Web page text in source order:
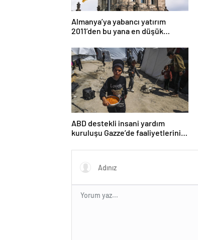
Almanya’ya yabancı yatırım
2011’den bu yana en düşük
ABD destekli insani yardım
kuruluşu Gazze’de faaliyetlerini